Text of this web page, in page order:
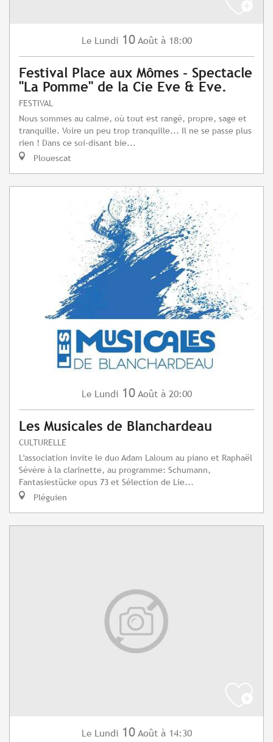
Le Lundi 10 Août à 18:00
Festival Place aux Mômes - Spectacle
"La Pomme" de la Cie Eve & Eve.
FESTIVAL
Nous sommes au calme, où tout est rangé, propre, sage et
tranquille. Voire un peu trop tranquille... Il ne se passe plus
rien ! Dans ce soi-disant bie...
Plouescat
Le Lundi 10 Août à 20:00
Les Musicales de Blanchardeau
CULTURELLE
L'association invite le duo Adam Laloum au piano et Raphaël
Sévère à la clarinette, au programme: Schumann,
Fantasiestücke opus 73 et Sélection de Lie...
Pléguien
Le Lundi 10 Août à 14:30